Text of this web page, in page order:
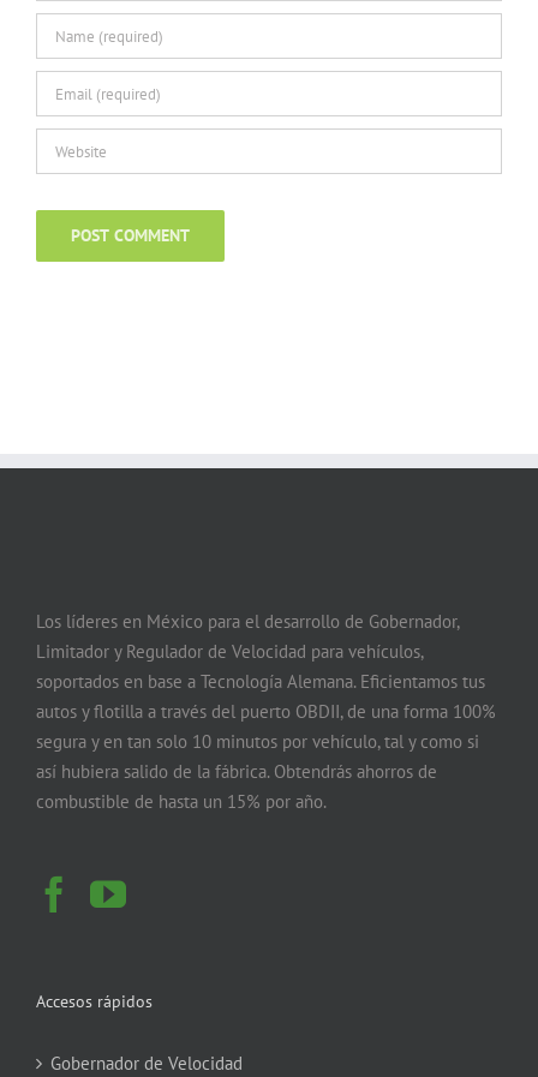
Los líderes en México para el desarrollo de Gobernador,
Limitador y Regulador de Velocidad para vehículos,
soportados en base a Tecnología Alemana. Eficientamos tus
autos y flotilla a través del puerto OBDII, de una forma 100%
segura y en tan solo 10 minutos por vehículo, tal y como si
así hubiera salido de la fábrica. Obtendrás ahorros de
combustible de hasta un 15% por año.
Accesos rápidos
Gobernador de Velocidad